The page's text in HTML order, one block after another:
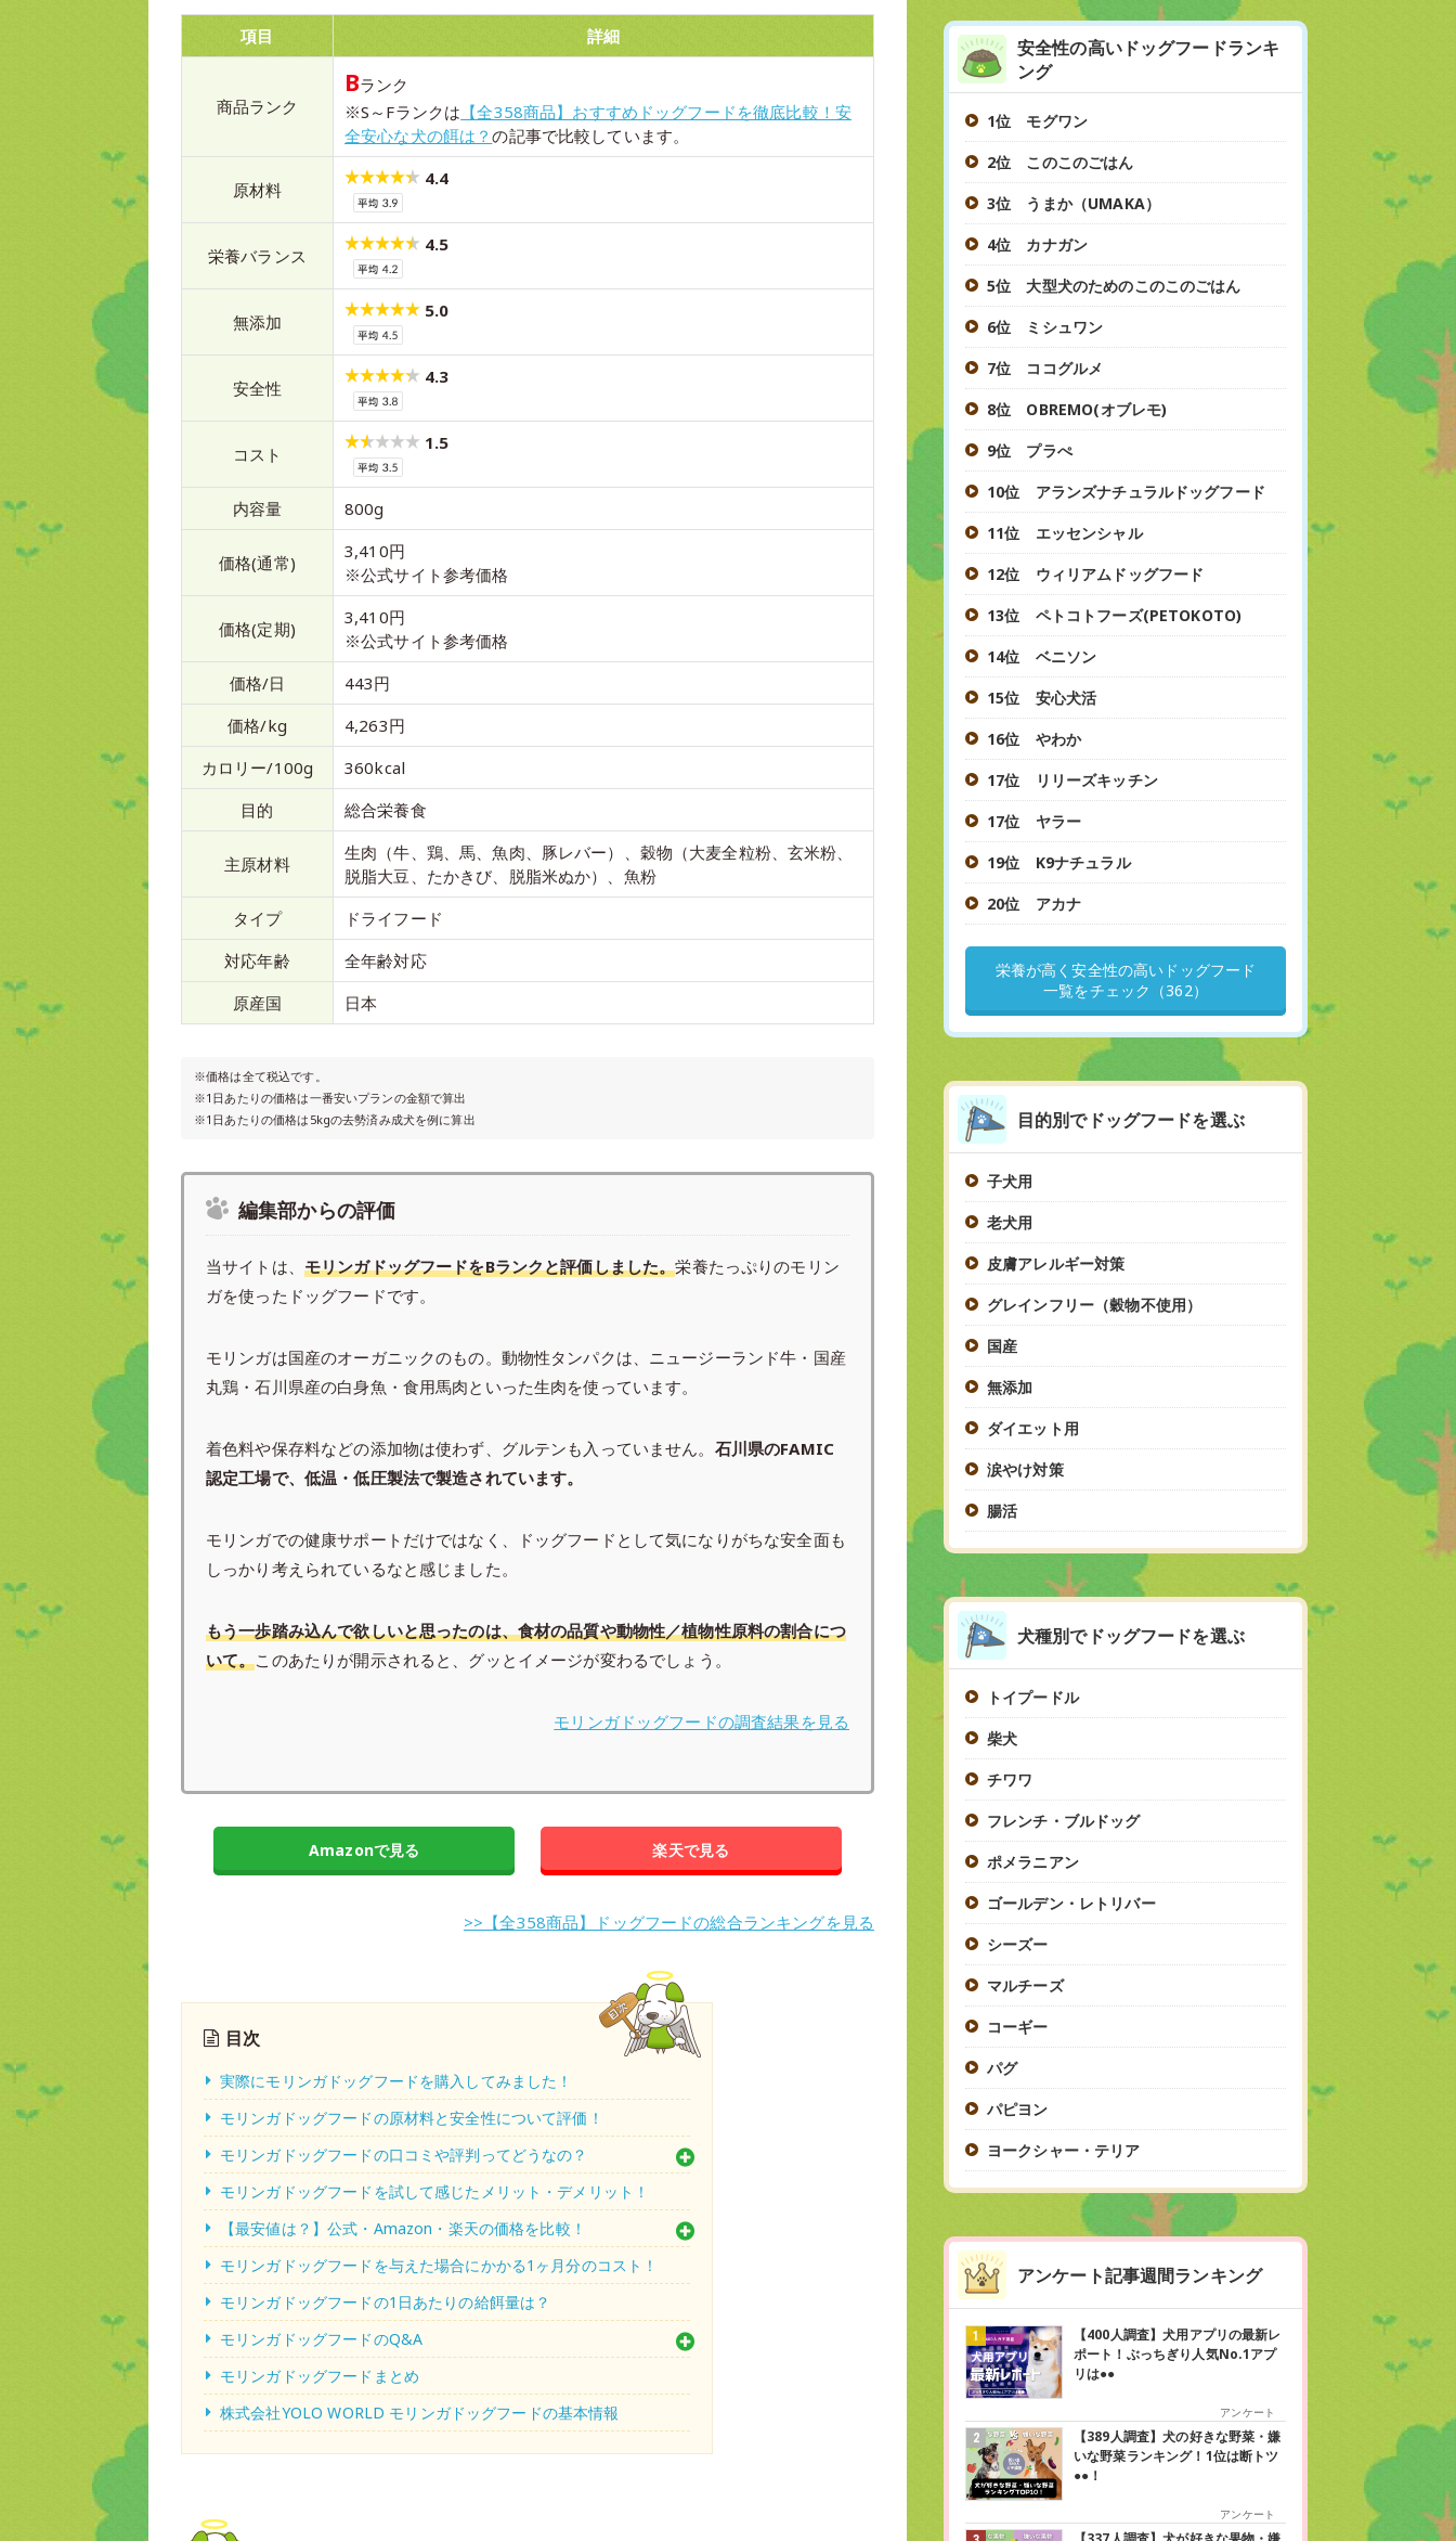
項目 詳細
商品ランク
Bランク
※S～Fランクは 【全358商品】おすすめドッグフードを徹底比較！安
全安心な犬の餌は？の記事で比較しています。
原材料
4.4
栄養バランス
4.5
無添加
5.0
安全性
4.3
コスト
1.5
内容量 800g
価格(通常)
3,410円
※公式サイト参考価格
価格(定期)
3,410円
※公式サイト参考価格
価格/日
443円
価格/kg
4,263円
カロリー/100g
360kcal
目的
総合栄養食
主原材料
生肉（牛、鶏、馬、魚肉、豚レバー）、穀物（大麦全粒粉、玄米粉、
脱脂大豆、たかきび、脱脂米ぬか）、魚粉
タイプ
ドライフード
対応年齢
全年齢対応
原産国
日本
※価格は全て税込です。
※1日あたりの価格は一番安いプランの金額で算出
※1日あたりの価格は5kgの去勢済み成犬を例に算出
編集部からの評価
当サイトは、 モリンガドッグフードをBランクと評価しました。栄養たっぷりのモリン
ガを使ったドッグフードです。
モリンガは国産のオーガニックのもの。動物性タンパクは、ニュージーランド牛・国産
丸鶏・石川県産の白身魚・食用馬肉といった生肉を使っています。
着色料や保存料などの添加物は使わず、グルテンも入っていません。 石川県のFAMIC
認定工場で、低温・低圧製法で製造されています。
モリンガでの健康サポートだけではなく、ドッグフードとして気になりがちな安全面も
しっかり考えられているなと感じました。
もう一歩踏み込んで欲しいと思ったのは、食材の品質や動物性／植物性原料の割合につ
いて。このあたりが開示されると、グッとイメージが変わるでしょう。
モリンガドッグフードの調査結果を見る
Amazonで見る 楽天で見る
>>【全358商品】ドッグフードの総合ランキングを見る
目次
実際にモリンガドッグフードを購入してみました！
モリンガドッグフードの原材料と安全性について評価！
モリンガドッグフードの口コミや評判ってどうなの？
モリンガドッグフードを試して感じたメリット・デメリット！
【最安値は？】公式・Amazon・楽天の価格を比較！
モリンガドッグフードを与えた場合にかかる1ヶ月分のコスト！
モリンガドッグフードの1日あたりの給餌量は？
モリンガドッグフードのQ&A
モリンガドッグフードまとめ
株式会社YOLO WORLD モリンガドッグフードの基本情報
安全性の高いドッグフードランキ
ング
1位 モグワン
2位 このこのごはん
3位 うまか（UMAKA）
4位 カナガン
5位 大型犬のためのこのこのごはん
6位 ミシュワン
7位 ココグルメ
8位 OBREMO(オブレモ)
9位 プラぺ
10位 アランズナチュラルドッグフード
11位 エッセンシャル
12位 ウィリアムドッグフード
13位 ペトコトフーズ(PETOKOTO)
14位 ベニソン
15位 安心犬活
16位 やわか
17位 リリーズキッチン
17位 ヤラー
19位 K9ナチュラル
20位 アカナ
栄養が高く安全性の高いドッグフード
一覧をチェック（362）
目的別でドッグフードを選ぶ
子犬用
老犬用
皮膚アレルギー対策
グレインフリー（穀物不使用）
国産
無添加
ダイエット用
涙やけ対策
腸活
犬種別でドッグフードを選ぶ
トイプードル
柴犬
チワワ
フレンチ・ブルドッグ
ポメラニアン
ゴールデン・レトリバー
シーズー
マルチーズ
コーギー
パグ
パピヨン
ヨークシャー・テリア
アンケート記事週間ランキング
【400人調査】犬用アプリの最新レ
ポート！ぶっちぎり人気No.1アプ
リは●●
アンケート
【389人調査】犬の好きな野菜・嫌
いな野菜ランキング！1位は断トツ
●●！
アンケート